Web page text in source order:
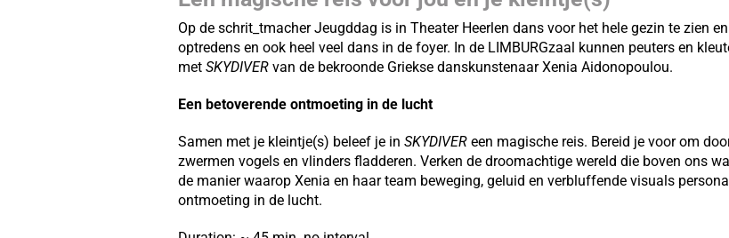
Op de schrit_tmacher Jeugddag is in Theater Heerlen dans voor het hele gezin te zien
optredens en ook heel veel dans in de foyer. In de LIMBURGzaal kunnen peuters en
met SKYDIVERvan de bekroonde Griekse danskunstenaar Xenia Aidonopoulou.
Een betoverende ontmoeting in de lucht
Samen met je kleintje(s) beleef je in SKYDIVER een magische reis. Bereid je voor om
zwermen vogels en vlinders fladderen. Verken de droomachtige wereld die boven ons
de manier waarop Xenia en haar team beweging, geluid en verbluffende visuals
ontmoeting in de lucht.